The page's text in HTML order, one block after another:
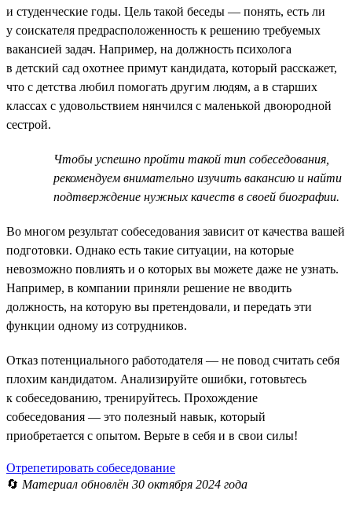
и студенческие годы. Цель такой беседы — понять, есть ли
у соискателя предрасположенность к решению требуемых
вакансией задач. Например, на должность психолога
в детский сад охотнее примут кандидата, который расскажет,
что с детства любил помогать другим людям, а в старших
классах с удовольствием нянчился с маленькой двоюродной
сестрой.
Чтобы успешно пройти такой тип собеседования,
рекомендуем внимательно изучить вакансию и найти
подтверждение нужных качеств в своей биографии.
Во многом результат собеседования зависит от качества вашей
подготовки. Однако есть такие ситуации, на которые
невозможно повлиять и о которых вы можете даже не узнать.
Например, в компании приняли решение не вводить
должность, на которую вы претендовали, и передать эти
функции одному из сотрудников.
Отказ потенциального работодателя — не повод считать себя
плохим кандидатом. Анализируйте ошибки, готовьтесь
к собеседованию, тренируйтесь. Прохождение
собеседования — это полезный навык, который
приобретается с опытом. Верьте в себя и в свои силы!
Отрепетировать собеседование
🔄 Материал обновлён 30 октября 2024 года